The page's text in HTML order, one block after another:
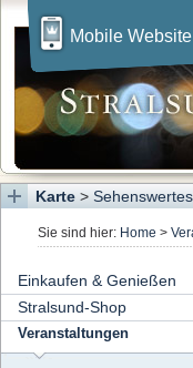
Mobile Website
Karte > Sehenswertes
Sie sind hier: Home >
Einkaufen & Genießen
Stralsund-Shop
Veranstaltungen